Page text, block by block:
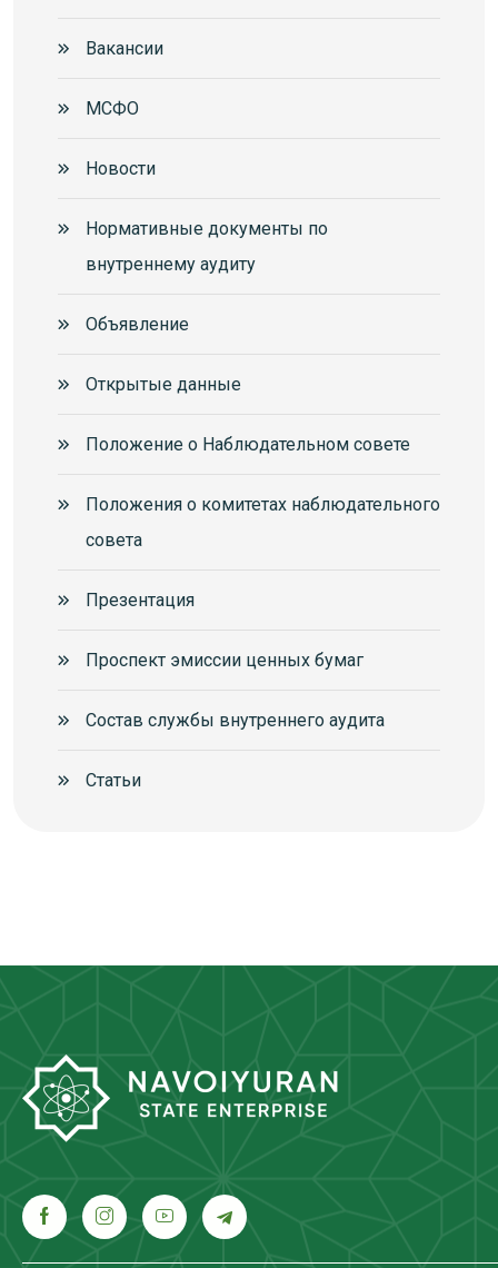
Вакансии
МСФО
Новости
Нормативные документы по
внутреннему аудиту
Объявление
Открытые данные
Положение о Наблюдательном совете
Положения о комитетах наблюдательного
совета
Презентация
Проспект эмиссии ценных бумаг
Состав службы внутреннего аудита
Статьи